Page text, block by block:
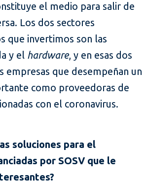
el medio para salir de
Los dos sectores
que invertimos son las
y el hardware, y en esas dos
empresas que desempeñan un
como proveedoras de
con el coronavirus.
soluciones para el
por SOSV que le